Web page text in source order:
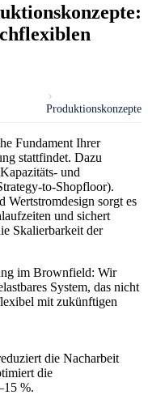
Produktionskonzepte
Fundament Ihrer
stattfindet. Dazu
und
to-Shopfloor).
sorgt es
und sichert
Skalierbarkeit der
im Brownfield: Wir
System, das nicht
mit zukünftigen
die Nacharbeit
die
%.